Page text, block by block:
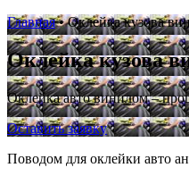
Главная•Оклейка кузова
Оклейка кузова
Оклейка авто винилом –
Оставить заявку
Поводом для оклейки авто